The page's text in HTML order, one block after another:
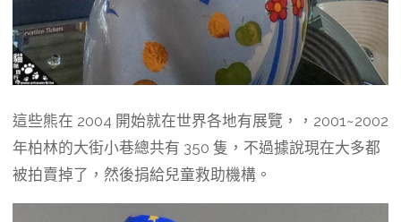
這些熊在 2004 開始就在世界各地有展覽，，2001~2002
年柏林的大街小巷總共有 350 隻，不過據說現在大多都
被拍賣掉了，然後捐給兒童救助機構。